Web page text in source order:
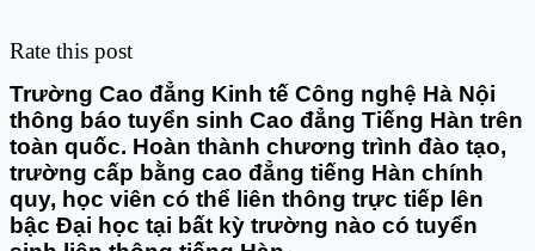
Rate this post
Trường Cao đẳng Kinh tế Công nghệ Hà Nội
thông báo tuyển sinh Cao đẳng Tiếng Hàn trên
toàn quốc. Hoàn thành chương trình đào tạo,
trường cấp bằng cao đẳng tiếng Hàn chính
quy, học viên có thể liên thông trực tiếp lên
bậc Đại học tại bất kỳ trường nào có tuyển